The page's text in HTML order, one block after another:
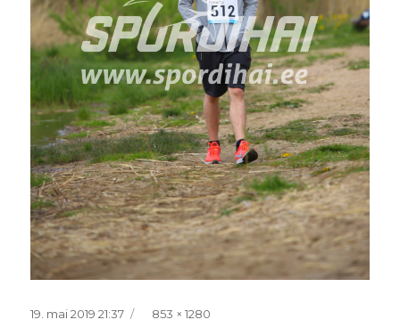
Postitatud
19. mai 2019 21:37 Täissuurus
853 × 1280